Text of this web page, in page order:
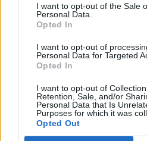
I want to opt-out of the Sale
Personal Data.
Opted In
I want to opt-out of
Personal Data for Targeted
Opted In
I want to opt-out of
Retention, Sale, and/or
Personal Data that Is
Purposes for which it was
Opted Out
ΡΟΗ ΕΙΔΗΣΕΩΝ
Υπουργείο Εργασίας: Ο
από τον e-ΕΦΚΑ και τη ΔΥΠΑ